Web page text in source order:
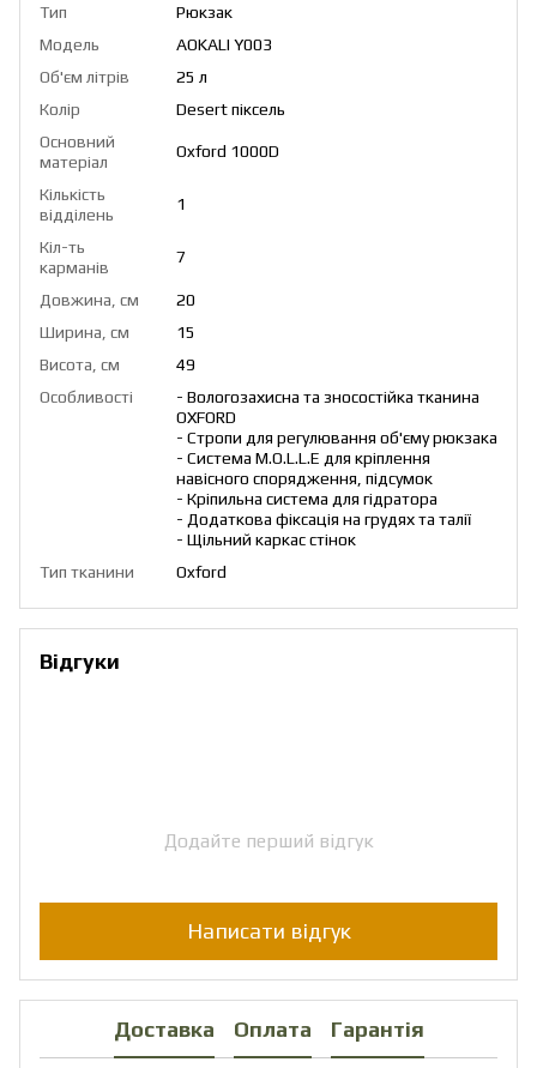
Тип
Рюкзак
Модель
AOKALI Y003
Об'єм літрів
25 л
Колір
Desert піксель
Основний
матеріал
Oxford 1000D
Кількість
відділень
1
Кіл-ть
карманів
7
Довжина, см
20
Ширина, см
15
Висота, см
49
Особливості
- Вологозахисна та зносостійка тканина
OXFORD
- Стропи для регулювання об'єму рюкзака
- Система M.O.L.L.E для кріплення
навісного спорядження, підсумок
- Кріпильна система для гідратора
- Додаткова фіксація на грудях та талії
- Щільний каркас стінок
Тип тканини
Oxford
Відгуки
Додайте перший відгук
Написати відгук
Доставка Оплата Гарантія